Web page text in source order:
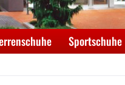
Sportschuhe